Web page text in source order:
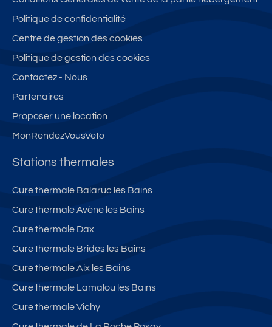
Politique de confidentialité
Centre de gestion des cookies
Politique de gestion des cookies
Contactez - Nous
Partenaires
Proposer une location
MonRendezVousVeto
Stations thermales
Cure thermale Balaruc les Bains
Cure thermale Avène les Bains
Cure thermale Dax
Cure thermale Brides les Bains
Cure thermale Aix les Bains
Cure thermale Lamalou les Bains
Cure thermale Vichy